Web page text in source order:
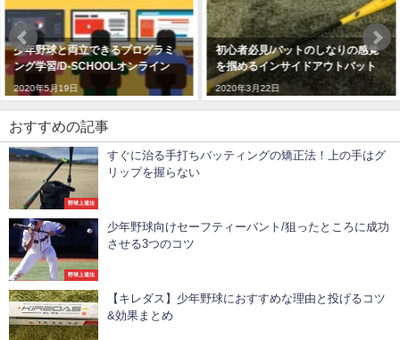
初心者必見/バットのしなりの感覚
を掴めるインサイドアウトバット
2020年3月22日
少年野球向けチームのバッティン
グ練習におすすめ/ピッチングマシ
ン
おすすめの記事
野球上達法
すぐに治る手打ちバッティングの矯正法！上の手はグ
リップを握らない
野球上達法
少年野球向けセーフティーバント/狙ったところに成功
させる3つのコツ
【キレダス】少年野球におすすめな理由と投げるコツ
&効果まとめ